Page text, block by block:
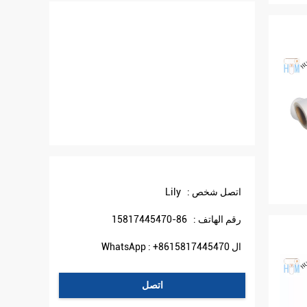
اتصل شخص : Lily
رقم الهاتف : 86-15817445470
ال WhatsApp : +8615817445470
اتصل